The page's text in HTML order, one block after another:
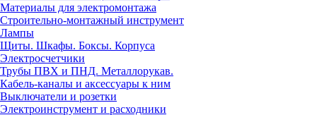
Материалы для электромонтажа
Строительно-монтажный инструмент
Лампы
Щиты. Шкафы. Боксы. Корпуса
Электросчетчики
Трубы ПВХ и ПНД. Металлорукав.
Кабель-каналы и аксессуары к ним
Выключатели и розетки
Электроинструмент и расходники